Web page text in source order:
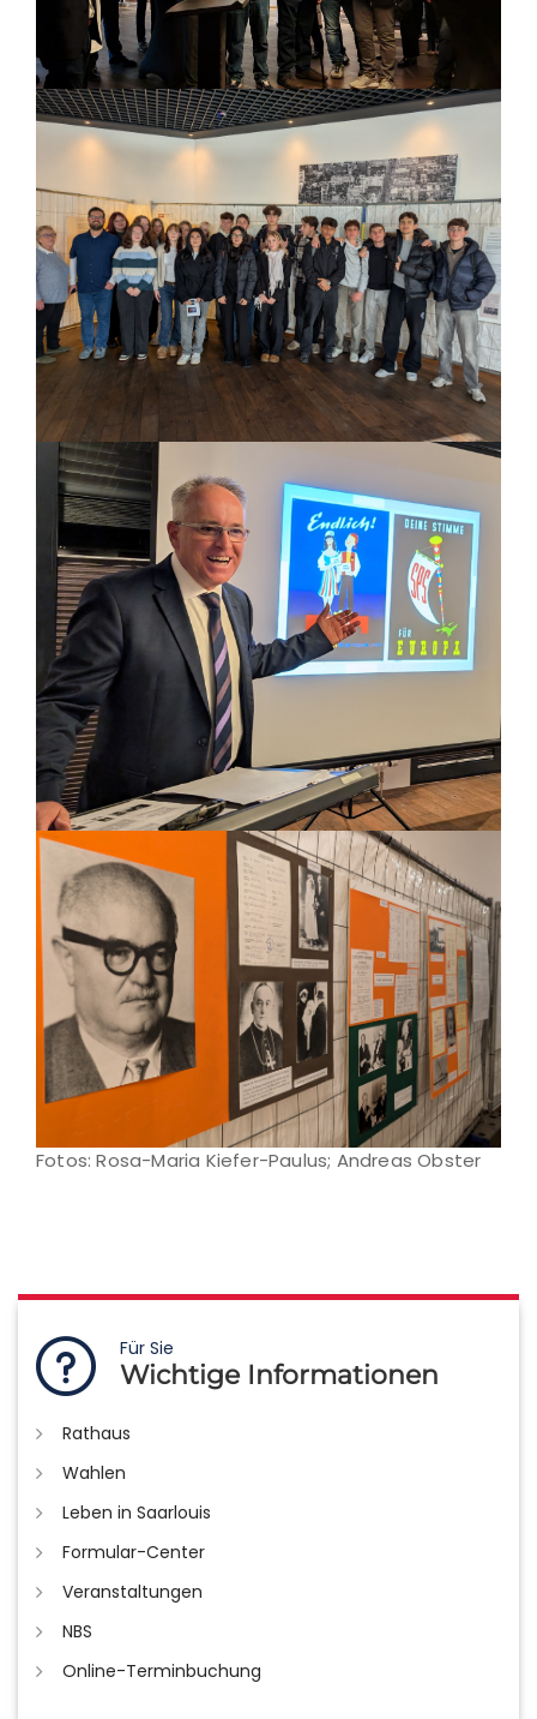
Fotos: Rosa-Maria Kiefer-Paulus; Andreas Obster
Für Sie
Wichtige Informationen
Rathaus
Wahlen
Leben in Saarlouis
Formular-Center
Veranstaltungen
NBS
Online-Terminbuchung